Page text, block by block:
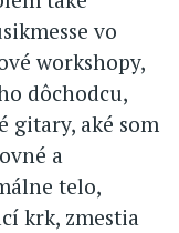
vo
workshopy,
dôchodcu,
gitary, aké som
a
telo,
krk, zmestia